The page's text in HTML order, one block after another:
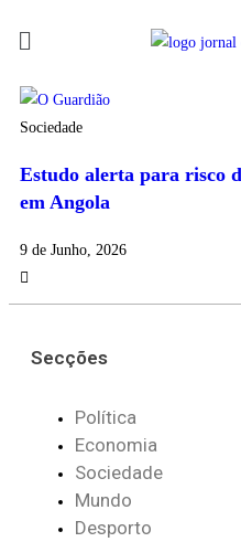
Sociedade
Estudo alerta para risco
em Angola
9 de Junho, 2026
Secções
Política
Economia
Sociedade
Mundo
Desporto